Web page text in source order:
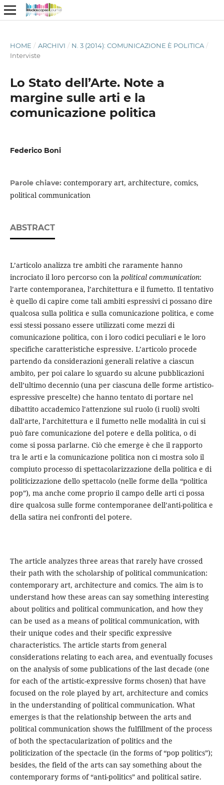
HOME / ARCHIVI / N. 3 (2014): COMUNICAZIONE È POLITICA /
Interviste
Lo Stato dell’Arte. Note a
margine sulle arti e la
comunicazione politica
Federico Boni
Parole chiave: contemporary art, architecture, comics,
political communication
ABSTRACT
L’articolo analizza tre ambiti che raramente hanno
incrociato il loro percorso con la political communication:
l’arte contemporanea, l’architettura e il fumetto. Il tentativo
è quello di capire come tali ambiti espressivi ci possano dire
qualcosa sulla politica e sulla comunicazione politica, e come
essi stessi possano essere utilizzati come mezzi di
comunicazione politica, con i loro codici peculiari e le loro
specifiche caratteristiche espressive. L’articolo procede
partendo da considerazioni generali relative a ciascun
ambito, per poi calare lo sguardo su alcune pubblicazioni
dell’ultimo decennio (una per ciascuna delle forme artistico-
espressive prescelte) che hanno tentato di portare nel
dibattito accademico l’attenzione sul ruolo (i ruoli) svolti
dall’arte, l’architettura e il fumetto nelle modalità in cui si
può fare comunicazione del potere e della politica, o di
come si possa parlarne. Ciò che emerge è che il rapporto
tra le arti e la comunicazione politica non ci mostra solo il
compiuto processo di spettacolarizzazione della politica e di
politicizzazione dello spettacolo (nelle forme della “politica
pop”), ma anche come proprio il campo delle arti ci possa
dire qualcosa sulle forme contemporanee dell’anti-politica e
della satira nei confronti del potere.
The article analyzes three areas that rarely have crossed
their path with the scholarship of political communication:
contemporary art, architecture and comics. The aim is to
understand how these areas can say something interesting
about politics and political communication, and how they
can be used as a means of political communication, with
their unique codes and their specific expressive
characteristics. The article starts from general
considerations relating to each area, and eventually focuses
on the analysis of some publications of the last decade (one
for each of the artistic-expressive forms chosen) that have
focused on the role played by art, architecture and comics
in the understanding of political communication. What
emerges is that the relationship between the arts and
political communication shows the fulfillment of the process
of both the spectacularization of politics and the
politicization of the spectacle (in the forms of “pop politics”);
besides, the field of the arts can say something about the
contemporary forms of “anti-politics” and political satire.